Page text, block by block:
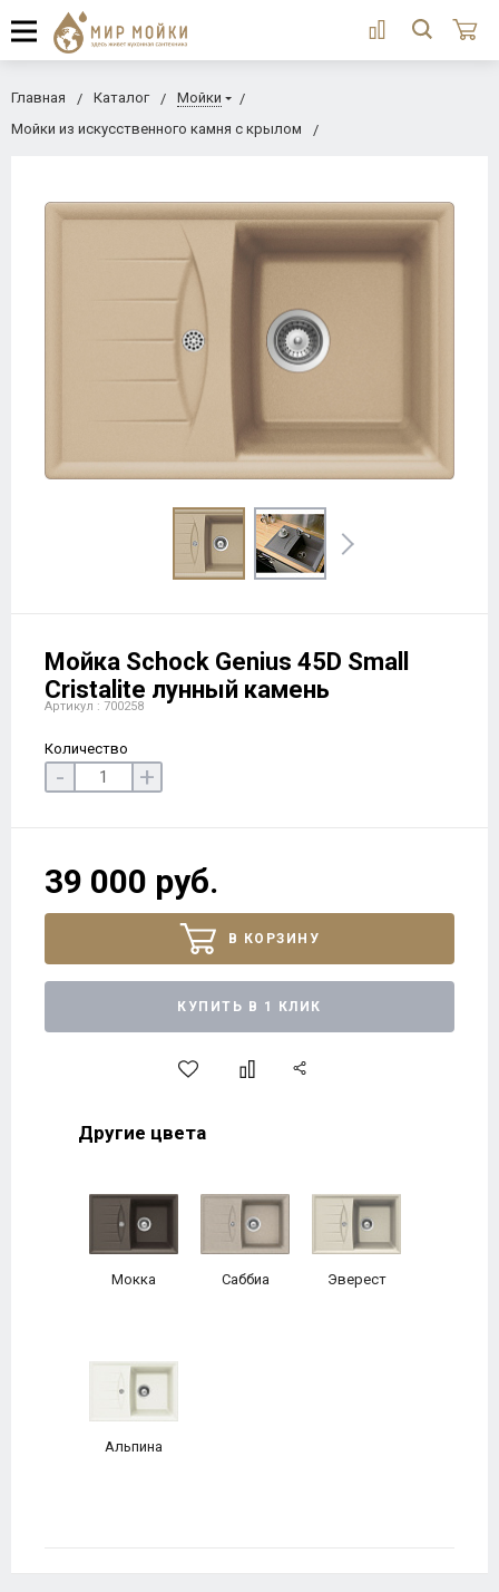
Главная Каталог
Мойки
Мойки из искусственного камня с крылом
Мойка Schock Genius 45D Small
Cristalite лунный камень
Артикул : 700258
Количество
- +
39 000 руб.
В КОРЗИНУ
КУПИТЬ В 1 КЛИК
Другие цвета
Мокка Саббиа Эверест
Альпина